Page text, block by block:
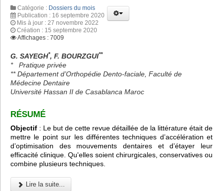
Catégorie : Dossiers du mois
Publication : 16 septembre 2020
Mis à jour : 27 novembre 2022
Création : 15 septembre 2020
Affichages : 7009
G. SAYEGH*, F. BOURZGUI**
*
Pratique privée
** Département d’Orthopédie Dento-faciale, Faculté de
Médecine Dentaire
Université Hassan II de Casablanca Maroc
RÉSUMÉ
Objectif : Le but de cette revue détaillée de la littérature était de
mettre le point sur les différentes techniques d’accélération et
d’optimisation des mouvements dentaires et d’étayer leur
efficacité clinique. Qu'elles soient chirurgicales, conservatives ou
combine plusieurs techniques.
Lire la suite...